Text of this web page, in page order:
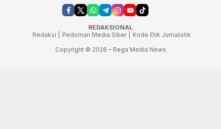
REDAKSIONAL
Redaksi |
Pedoman Media Siber |
Kode Etik Jurnalistik
Copyright © 2026 – Rega Media News